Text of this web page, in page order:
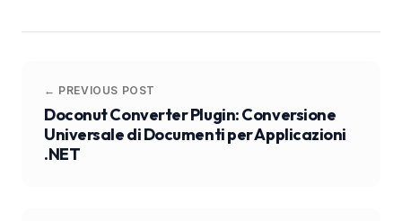
← PREVIOUS POST
Doconut Converter Plugin: Conversione
Universale di Documenti per Applicazioni
.NET